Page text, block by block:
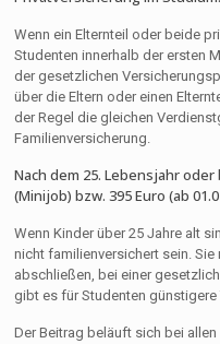
Wenn ein Elternteil oder beide
Studenten innerhalb der ersten
der gesetzlichen
über die Eltern oder einen
der Regel die gleichen
Familienversicherung.
Nach dem 25. Lebensjahr
(Minijob) bzw. 395 Euro (ab
Wenn Kinder über 25 Jahre alt
nicht familienversichert sein.
abschließen, bei einer
gibt es für Studenten günstigere
Der Beitrag beläuft sich bei